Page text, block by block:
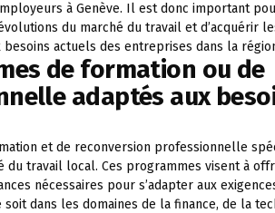
à Genève. Il est donc important
du marché du travail et d’acquérir
actuels des entreprises dans la
de formation ou de
adaptés aux
et de reconversion professionnelle
travail local. Ces programmes visent à
nécessaires pour s’adapter aux
dans les domaines de la finance, de la